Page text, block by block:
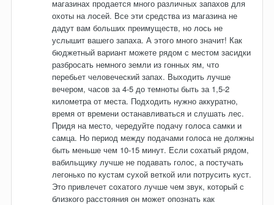
магазинах продается много различных запахов для
охоты на лосей. Все эти средства из магазина не
дадут вам больших преимуществ, но лось не
услышит вашего запаха. А этого много значит! Как
бюджетный вариант можете рядом с местом засидки
разбросать немного земли из гонных ям, что
перебьет человеческий запах. Выходить лучше
вечером, часов за 4-5 до темноты быть за 1,5-2
километра от места. Подходить нужно аккуратно,
время от времени останавливаться и слушать лес.
Придя на место, чередуйте подачу голоса самки и
самца. Но период между подачами голоса не должны
быть меньше чем 10-15 минут. Если сохатый рядом,
вабильщику лучше не подавать голос, а постучать
легонько по кустам сухой веткой или потрусить куст.
Это привлечет сохатого лучше чем звук, который с
близкого расстояния он может опознать как